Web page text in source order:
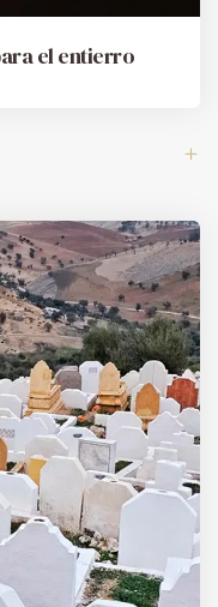
el entierro